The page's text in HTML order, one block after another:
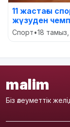
11 жастағы
жүзуден
Спорт•18
malim
Біз әлеуметтік